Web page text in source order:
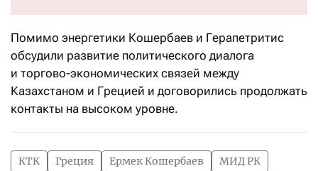
Помимо энергетики Кошербаев и Герапетритис
обсудили развитие политического диалога
и торгово-экономических связей между
Казахстаном и Грецией и договорились продолжать
контакты на высоком уровне.
КТК Греция Ермек Кошербаев МИД РК